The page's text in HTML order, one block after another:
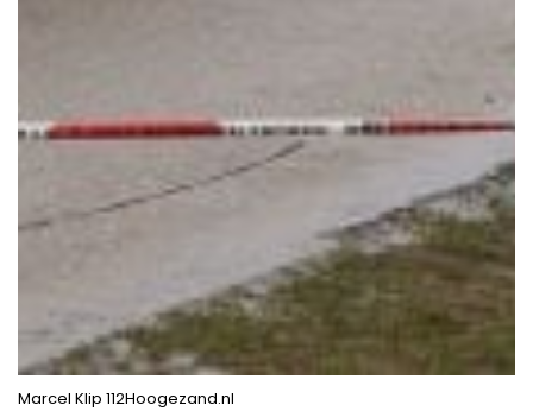
Marcel Klip 112Hoogezand.nl